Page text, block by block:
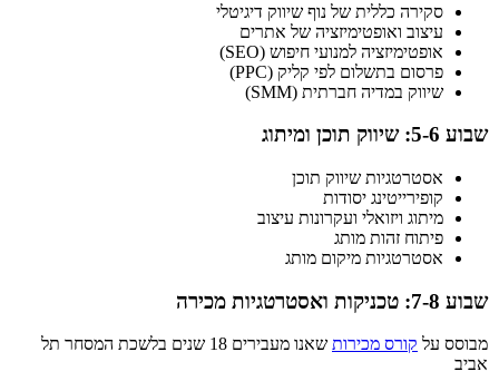
סקירה כללית של נוף שיווק דיגיטלי
עיצוב ואופטימיזציה של אתרים
אופטימיזציה למנועי חיפוש (SEO)
פרסום בתשלום לפי קליק (PPC)
שיווק במדיה חברתית (SMM)
שבוע 5-6: שיווק תוכן ומיתוג
אסטרטגיות שיווק תוכן
קופירייטינג יסודות
מיתוג ויזואלי ועקרונות עיצוב
פיתוח זהות מותג
אסטרטגיות מיקום מותג
שבוע 7-8: טכניקות ואסטרטגיות מכירה
מבוסס על קורס מכירות
שאנו מעבירים 18 שנים בלשכת המסחר תל
אביב